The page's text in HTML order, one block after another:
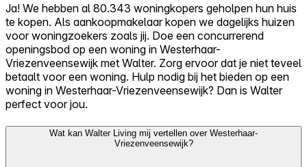
Ja! We hebben al 80.343 woningkopers geholpen hun huis
te kopen. Als aankoopmakelaar kopen we dagelijks huizen
voor woningzoekers zoals jij. Doe een concurrerend
openingsbod op een woning in Westerhaar-
Vriezenveensewijk met Walter. Zorg ervoor dat je niet teveel
betaalt voor een woning. Hulp nodig bij het bieden op een
woning in Westerhaar-Vriezenveensewijk? Dan is Walter
perfect voor jou.
Wat kan Walter Living mij vertellen over Westerhaar-
Vriezenveensewijk?